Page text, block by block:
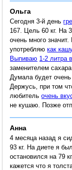
Ольга
Сегодня 3-й день
167. Цель 60 кг. На
очень много
употребляюкак
Выпиваю 1-2 литра
заменителем
Думала будет очень
Держусь, при том
любительочень
не кушаю. Позже
Анна
4 месяца назад я
93 кг. На диете я
остановился на 79
кажется что я